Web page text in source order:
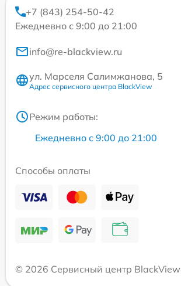
+7 (843) 254-50-42
Ежедневно с 9:00 до 21:00
info@re-blackview.ru
ул. Марселя Салимжанова, 5
Адрес сервисного центра BlackView
Режим работы:
Ежедневно с 9:00 до 21:00
Способы оплаты
© 2026 Сервисный центр BlackView